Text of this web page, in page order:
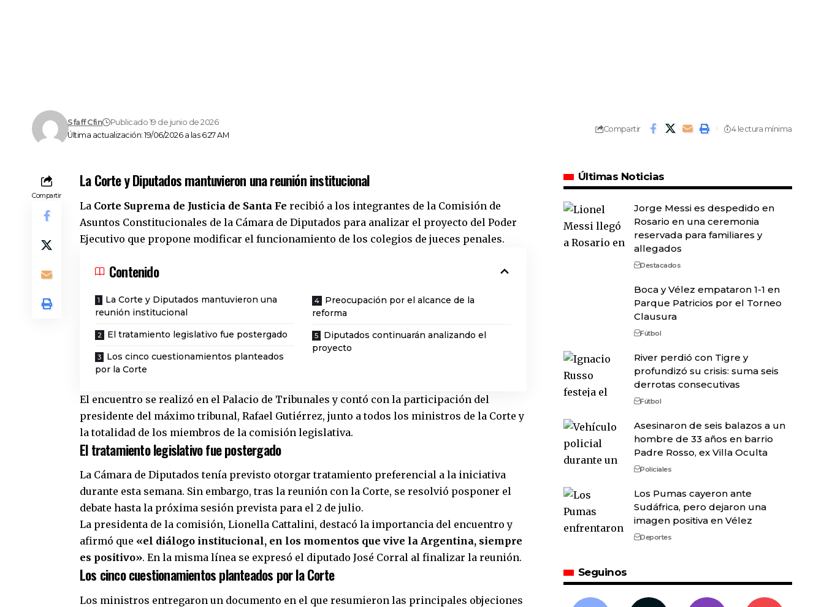
Última actualización: 19/06/2026 a las 6:27 AM
Sfaff Cfin Publicado 19 de junio de 2026
Compartir 4 lectura mínima
Compartir
La Corte y Diputados mantuvieron una reunión institucional
La Corte Suprema de Justicia de Santa Fe recibió a los integrantes de la Comisión de
Asuntos Constitucionales de la Cámara de Diputados para analizar el proyecto del Poder
Ejecutivo que propone modificar el funcionamiento de los colegios de jueces penales.
Contenido
La Corte y Diputados mantuvieron una
reunión institucional
El tratamiento legislativo fue postergado
Los cinco cuestionamientos planteados
por la Corte
Preocupación por el alcance de la
reforma
Diputados continuarán analizando el
proyecto
El encuentro se realizó en el Palacio de Tribunales y contó con la participación del
presidente del máximo tribunal, Rafael Gutiérrez, junto a todos los ministros de la Corte y
la totalidad de los miembros de la comisión legislativa.
El tratamiento legislativo fue postergado
La Cámara de Diputados tenía previsto otorgar tratamiento preferencial a la iniciativa
durante esta semana. Sin embargo, tras la reunión con la Corte, se resolvió posponer el
debate hasta la próxima sesión prevista para el 2 de julio.
La presidenta de la comisión, Lionella Cattalini, destacó la importancia del encuentro y
afirmó que «el diálogo institucional, en los momentos que vive la Argentina, siempre
es positivo». En la misma línea se expresó el diputado José Corral al finalizar la reunión.
Los cinco cuestionamientos planteados por la Corte
Los ministros entregaron un documento en el que resumieron las principales objeciones
Últimas Noticias
Jorge Messi es despedido en
Rosario en una ceremonia
reservada para familiares y
allegados
Destacados
Boca y Vélez empataron 1-1 en
Parque Patricios por el Torneo
Clausura
Fútbol
River perdió con Tigre y
profundizó su crisis: suma seis
derrotas consecutivas
Fútbol
Asesinaron de seis balazos a un
hombre de 33 años en barrio
Padre Rosso, ex Villa Oculta
Policiales
Los Pumas cayeron ante
Sudáfrica, pero dejaron una
imagen positiva en Vélez
Deportes
Seguinos